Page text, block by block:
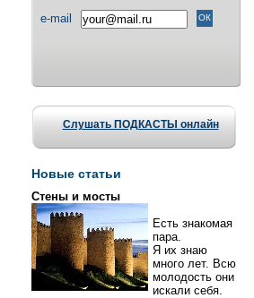
e-mail
Слушать ПОДКАСТЫ онлайн
Новые статьи
Стены и мосты
Есть знакомая
пара.
Я их знаю
много лет. Всю
молодость они
искали себя.